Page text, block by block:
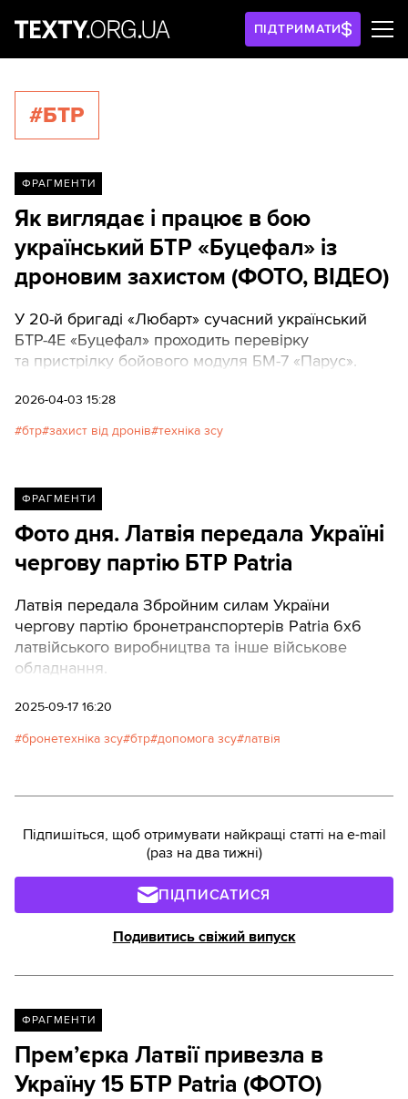
ПІДТРИМАТИ
#БТР
ФРАГМЕНТИ
Як виглядає і працює в бою
український БТР «Буцефал» із
дроновим захистом (ФОТО, ВІДЕО)
У 20-й бригаді «Любарт» сучасний український
БТР-4Е «Буцефал» проходить перевірку
та пристрілку бойового модуля БМ-7 «Парус».
2026-04-03 15:28
бтр захист від дронів техніка зсу
ФРАГМЕНТИ
Фото дня. Латвія передала Україні
чергову партію БТР Patria
Латвія передала Збройним силам України
чергову партію бронетранспортерів Patria 6x6
латвійського виробництва та інше військове
обладнання.
2025-09-17 16:20
бронетехніка зсу бтр допомога зсу латвія
Підпишіться, щоб отримувати найкращі статті на e-mail
(раз на два тижні)
ПІДПИСАТИСЯ
Подивитись свіжий випуск
ФРАГМЕНТИ
Премʼєрка Латвії привезла в
Україну 15 БТР Patria (ФОТО)